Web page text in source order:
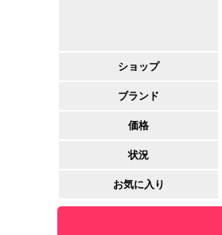
ショップ
ブランド
価格
状況
お気に入り